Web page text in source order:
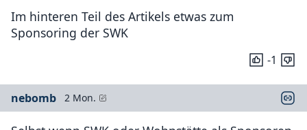
Im hinteren Teil des Artikels etwas zum
Sponsoring der SWK
-1
nebomb 2 Mon.